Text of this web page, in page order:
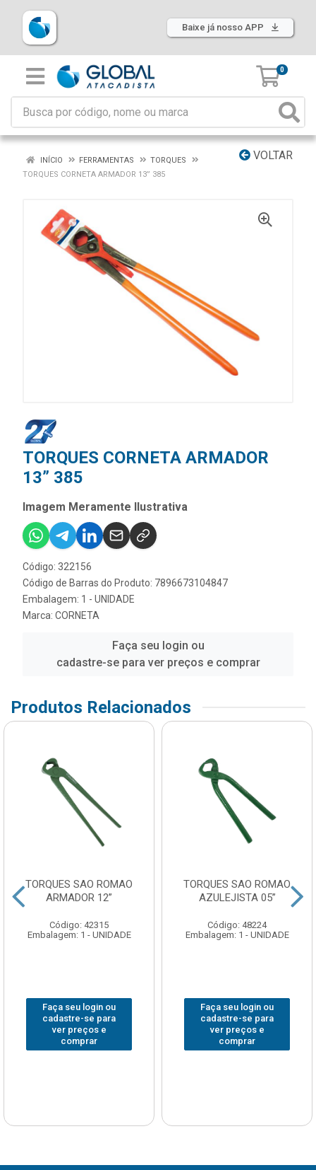
Baixe já nosso APP
0
VOLTAR
INÍCIO FERRAMENTAS
TORQUES
TORQUES CORNETA ARMADOR 13” 385
TORQUES CORNETA ARMADOR
13” 385
Imagem Meramente Ilustrativa
Código: 322156
Código de Barras do Produto: 7896673104847
Embalagem: 1 - UNIDADE
Marca: CORNETA
Faça seu login ou
cadastre-se para ver preços e comprar
Produtos Relacionados
TORQUES SAO ROMAO
ARMADOR 12”
Código: 42315
Embalagem: 1 - UNIDADE
Faça seu login ou
cadastre-se para
ver preços e
comprar
TORQUES SAO ROMAO
AZULEJISTA 05”
Código: 48224
Embalagem: 1 - UNIDADE
Faça seu login ou
cadastre-se para
ver preços e
comprar